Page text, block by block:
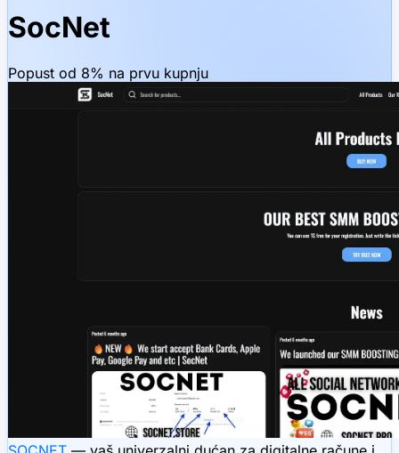
SocNet
Popust od 8% na prvu kupnju